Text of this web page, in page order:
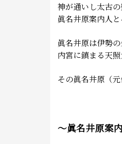
神が通いし太古
眞名井原案内人
眞名井原は伊勢
内宮に鎮まる天
その眞名井原（
～眞名井原案